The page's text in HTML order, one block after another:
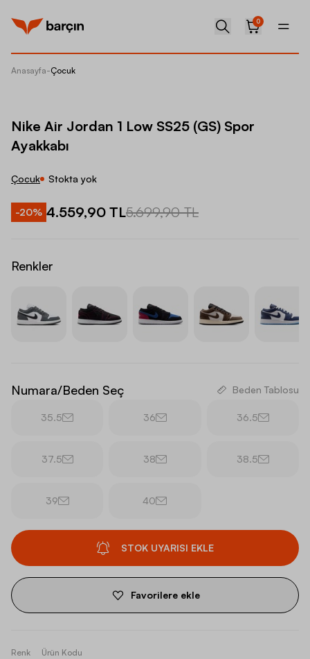
0
Anasayfa-Çocuk
Nike Air Jordan 1 Low SS25 (GS) Spor
Ayakkabı
Çocuk Stokta yok
-20% 4.559,90 TL5.699,90 TL
Renkler
Numara/Beden Seç Beden Tablosu
35.5 36 36.5
37.5 38 38.5
39 40
STOK UYARISI EKLE
Favorilere ekle
Renk Ürün Kodu